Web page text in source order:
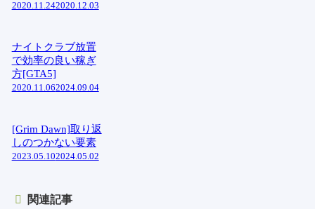
2020.11.242020.12.03
ナイトクラブ放置
で効率の良い稼ぎ
方[GTA5]
2020.11.062024.09.04
[Grim Dawn]取り返
しのつかない要素
2023.05.102024.05.02
関連記事